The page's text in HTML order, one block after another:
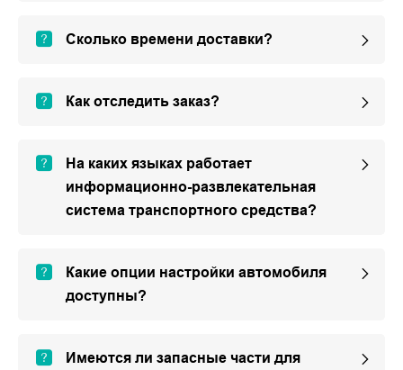
Сколько времени доставки?
Как отследить заказ?
На каких языках работает
информационно-развлекательная
система транспортного средства?
Какие опции настройки автомобиля
доступны?
Имеются ли запасные части для